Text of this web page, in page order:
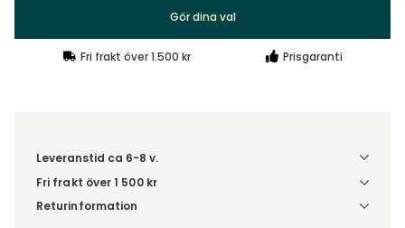
Gör dina val
Fri frakt över 1.500 kr Prisgaranti
Leveranstid ca 6-8 v.
Fri frakt över 1 500 kr
Välj utförande via 'Gör dina val' för fraktinformation på din
Returinformation